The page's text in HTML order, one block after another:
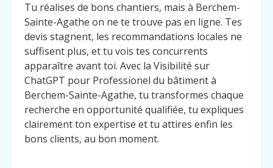
Tu réalises de bons chantiers, mais à Berchem-
Sainte-Agathe on ne te trouve pas en ligne. Tes
devis stagnent, les recommandations locales ne
suffisent plus, et tu vois tes concurrents
apparaître avant toi. Avec la Visibilité sur
ChatGPT pour Professionel du bâtiment à
Berchem-Sainte-Agathe, tu transformes chaque
recherche en opportunité qualifiée, tu expliques
clairement ton expertise et tu attires enfin les
bons clients, au bon moment.